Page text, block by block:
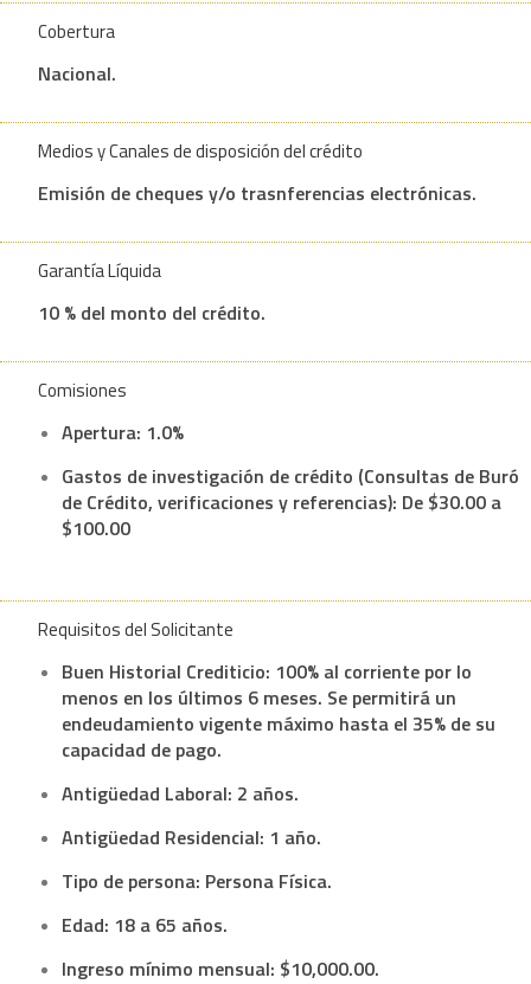
Cobertura
Nacional.
Medios y Canales de disposición del crédito
Emisión de cheques y/o trasnferencias electrónicas.
Garantía Líquida
10 % del monto del crédito.
Comisiones
Apertura: 1.0%
Gastos de investigación de crédito (Consultas de Buró
de Crédito, verificaciones y referencias): De $30.00 a
$100.00
Requisitos del Solicitante
Buen Historial Crediticio: 100% al corriente por lo
menos en los últimos 6 meses. Se permitirá un
endeudamiento vigente máximo hasta el 35% de su
capacidad de pago.
Antigüedad Laboral: 2 años.
Antigüedad Residencial: 1 año.
Tipo de persona: Persona Física.
Edad: 18 a 65 años.
Ingreso mínimo mensual: $10,000.00.